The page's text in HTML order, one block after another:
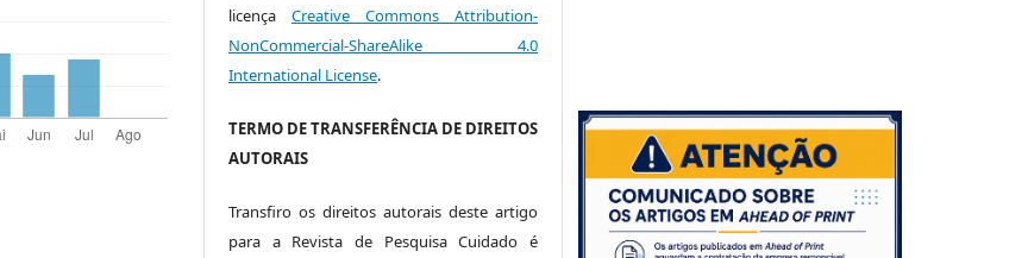
licença Creative Commons Attribution-
NonCommercial-ShareAlike 4.0
International License.
TERMO DE TRANSFERÊNCIA DE DIREITOS
AUTORAIS
Transfiro os direitos autorais deste artigo
para a Revista de Pesquisa Cuidado é